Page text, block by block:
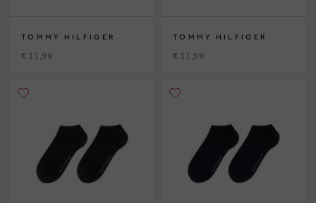
TOMMY HILFIGER
€ 11,99
TOMMY HILFIGER
€ 11,99